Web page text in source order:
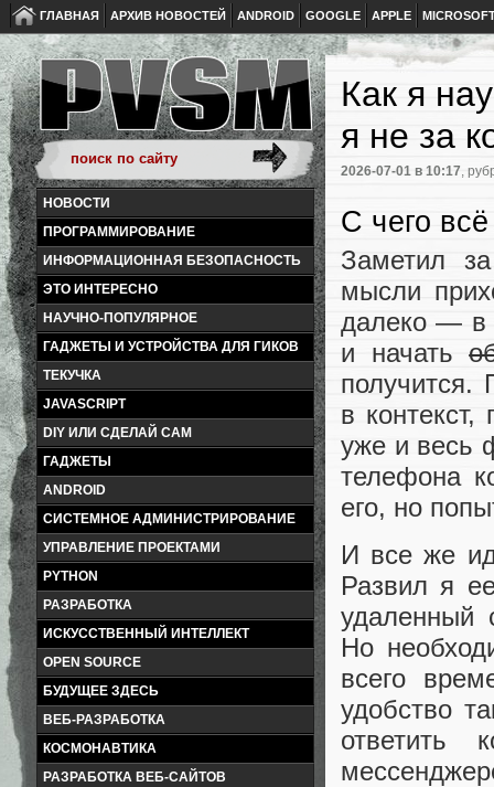
ГЛАВНАЯ АРХИВ НОВОСТЕЙ ANDROID GOOGLE APPLE
НОВОСТИ
ПРОГРАММИРОВАНИЕ
ИНФОРМАЦИОННАЯ БЕЗОПАСНОСТЬ
ЭТО ИНТЕРЕСНО
НАУЧНО-ПОПУЛЯРНОЕ
ГАДЖЕТЫ И УСТРОЙСТВА ДЛЯ ГИКОВ
ТЕКУЧКА
JAVASCRIPT
DIY ИЛИ СДЕЛАЙ САМ
ГАДЖЕТЫ
ANDROID
СИСТЕМНОЕ АДМИНИСТРИРОВАНИЕ
УПРАВЛЕНИЕ ПРОЕКТАМИ
PYTHON
РАЗРАБОТКА
ИСКУССТВЕННЫЙ ИНТЕЛЛЕКТ
OPEN SOURCE
БУДУЩЕЕ ЗДЕСЬ
ВЕБ-РАЗРАБОТКА
КОСМОНАВТИКА
РАЗРАБОТКА ВЕБ-САЙТОВ
Как я
я не за
2026-07-01 в 10:17,
С чего
Заметил
мысли
далеко — в
и начать
получится.
в
уже и весь
телефона
его, но
И все же
Развил я
удаленный
Но
всего
удобство
ответить